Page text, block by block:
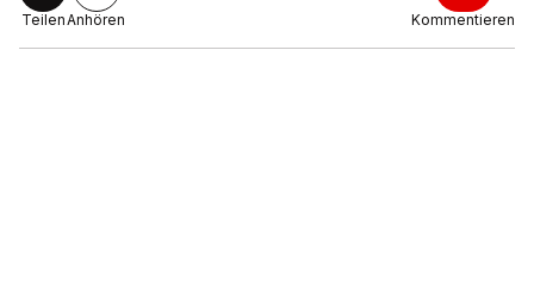
TeilenAnhören Kommentieren